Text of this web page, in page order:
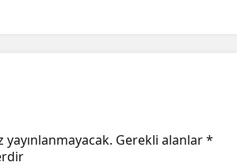
Gerekli alanlar*